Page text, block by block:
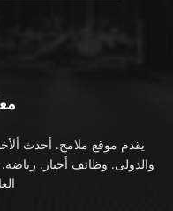
يقدم موقع ملامح. أحدث
والدولى. وظائف أخبار.